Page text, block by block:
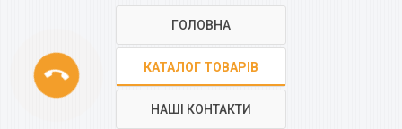
phone
ГОЛОВНА
КАТАЛОГ ТОВАРІВ
НАШІ КОНТАКТИ